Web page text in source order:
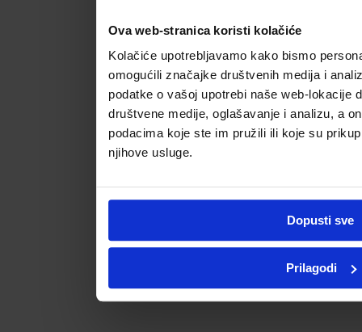
Ova web-stranica koristi kolačiće
Kolačiće upotrebljavamo kako bismo
omogućili značajke društvenih medija i
podatke o vašoj upotrebi naše web-lokacije
društvene medije, oglašavanje i analizu, a
podacima koje ste im pružili ili koje su
njihove usluge.
Dopusti sve
Prilagodi